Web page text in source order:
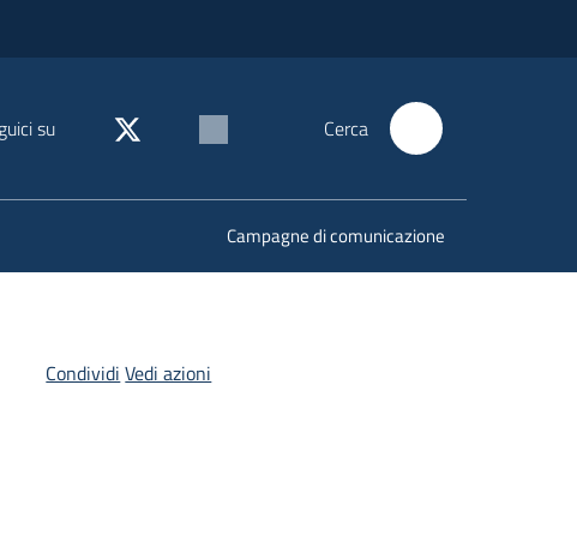
su Cerca
Campagne di comunicazione
Condividi Vedi azioni